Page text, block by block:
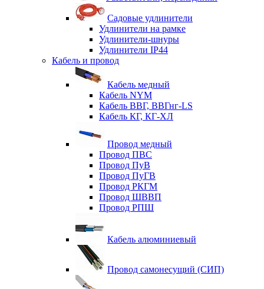
Садовые удлинители
Удлинители на рамке
Удлинители-шнуры
Удлинители IP44
Кабель и провод
Кабель медный
Кабель NYM
Кабель ВВГ, ВВГнг-LS
Кабель КГ, КГ-ХЛ
Провод медный
Провод ПВС
Провод ПуВ
Провод ПуГВ
Провод РКГМ
Провод ШВВП
Провод РПШ
Кабель алюминиевый
Провод самонесущий (СИП)